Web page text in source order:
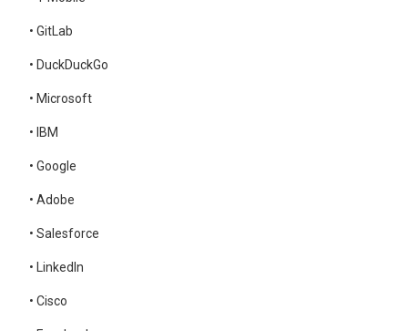
• GitLab
• DuckDuckGo
• Microsoft
• IBM
• Google
• Adobe
• Salesforce
• LinkedIn
• Cisco